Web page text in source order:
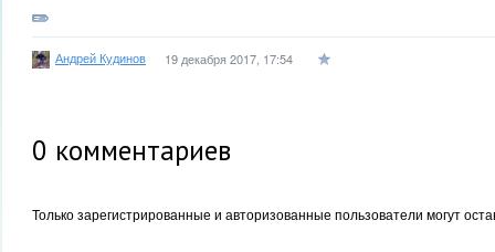
Андрей Кудинов 19 декабря 2017, 17:54
0 комментариев
Только зарегистрированные и авторизованные пользователи могут